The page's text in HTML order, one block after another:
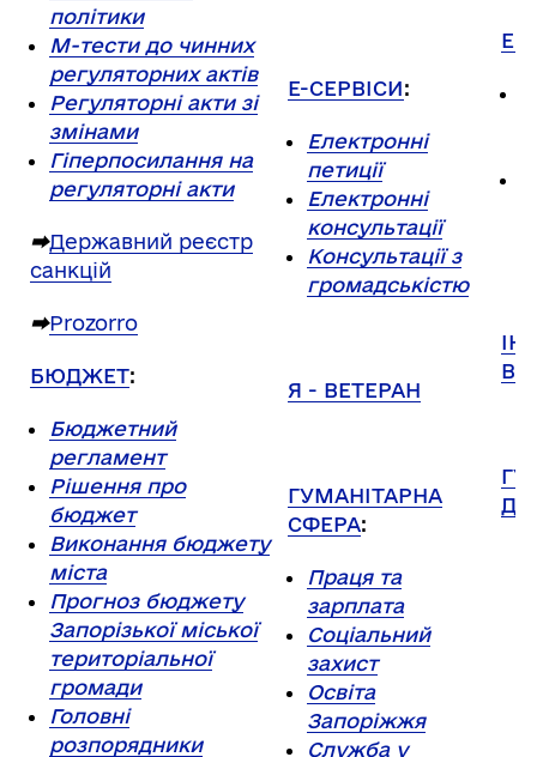
політики
М-тести до чинних
регуляторних актів
Регуляторні акти зі
змінами
Гіперпосилання на
регуляторні акти
⮕Державний реєстр
санкцій
⮕Prozorro
БЮДЖЕТ:
Бюджетний
регламент
Рішення про
бюджет
Виконання бюджету
міста
Прогноз бюджету
Запорізької міської
територіальної
громади
Головні
розпорядники
Е-СЕРВІСИ:
Електронні
петиції
Електронні
консультації
Консультації з
громадськістю
Я - ВЕТЕРАН
ГУМАНІТАРНА
СФЕРА:
Праця та
зарплата
Соціальний
захист
Освіта
Запоріжжя
Служба у